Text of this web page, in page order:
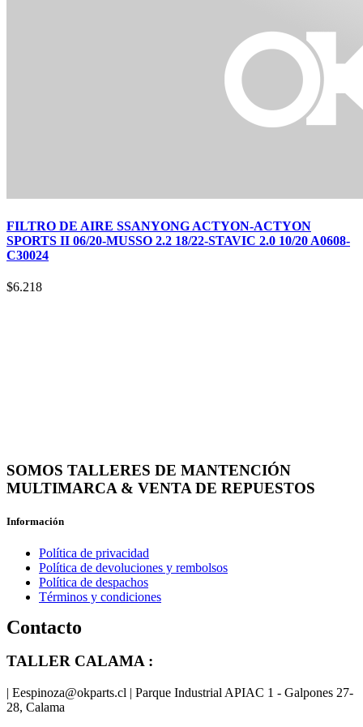
FILTRO DE AIRE SSANYONG ACTYON-ACTYON
SPORTS II 06/20-MUSSO 2.2 18/22-STAVIC 2.0 10/20 A0608-
C30024
$6.218
SOMOS TALLERES DE MANTENCIÓN
MULTIMARCA & VENTA DE REPUESTOS
Información
Política de privacidad
Política de devoluciones y rembolsos
Política de despachos
Términos y condiciones
Contacto
TALLER CALAMA :
| Eespinoza@okparts.cl | Parque Industrial APIAC 1 - Galpones 27-
28, Calama